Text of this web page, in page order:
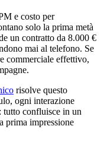
e costo per
solo la prima metà
un contratto da 8.000 €
mai al telefono. Se
commerciale effettivo,
risolve questo
ogni interazione
tutto confluisce in un
prima impressione